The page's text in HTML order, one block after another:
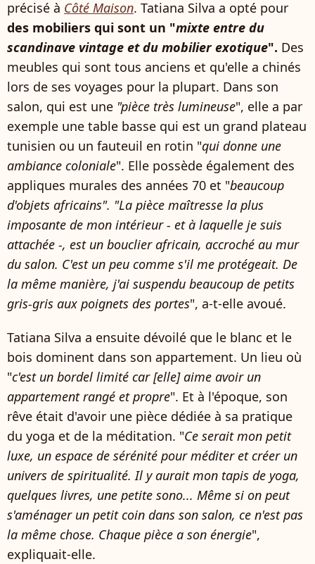
précisé à Côté Maison. Tatiana Silva a opté pour
des mobiliers qui sont un "mixte entre du
scandinave vintage et du mobilier exotique". Des
meubles qui sont tous anciens et qu'elle a chinés
lors de ses voyages pour la plupart. Dans son
salon, qui est une "pièce très lumineuse", elle a par
exemple une table basse qui est un grand plateau
tunisien ou un fauteuil en rotin "qui donne une
ambiance coloniale". Elle possède également des
appliques murales des années 70 et "beaucoup
d'objets africains". "La pièce maîtresse la plus
imposante de mon intérieur - et à laquelle je suis
attachée -, est un bouclier africain, accroché au mur
du salon. C'est un peu comme s'il me protégeait. De
la même manière, j'ai suspendu beaucoup de petits
gris-gris aux poignets des portes", a-t-elle avoué.
Tatiana Silva a ensuite dévoilé que le blanc et le
bois dominent dans son appartement. Un lieu où
"c'est un bordel limité car [elle] aime avoir un
appartement rangé et propre". Et à l'époque, son
rêve était d'avoir une pièce dédiée à sa pratique
du yoga et de la méditation. "Ce serait mon petit
luxe, un espace de sérénité pour méditer et créer un
univers de spiritualité. Il y aurait mon tapis de yoga,
quelques livres, une petite sono... Même si on peut
s'aménager un petit coin dans son salon, ce n'est pas
la même chose. Chaque pièce a son énergie",
expliquait-elle.